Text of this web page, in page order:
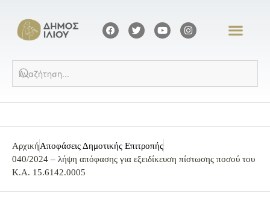
ΑρχικήΑποφάσεις Δημοτικής Επιτροπής
040/2024 – λήψη απόφασης για εξειδίκευση πίστωσης ποσού του
Κ.Α. 15.6142.0005